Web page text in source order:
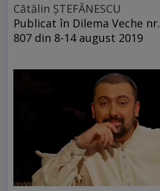
Cătălin ŞTEFĂNESCU
Publicat în Dilema Veche nr.
807 din 8-14 august 2019